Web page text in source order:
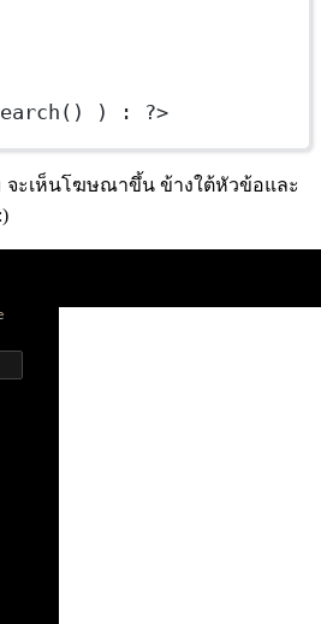
) : ?>
จะเห็นโฆษณาขึ้น ข้างใต้หัวข้อและ